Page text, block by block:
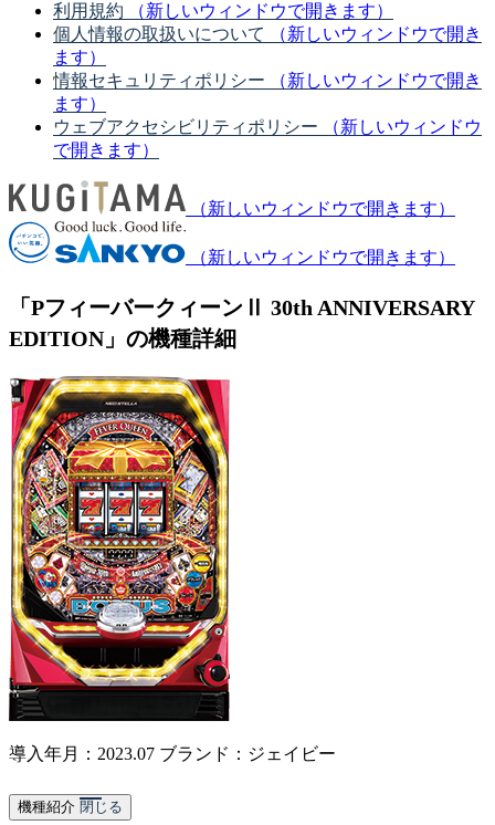
利用規約
（新しいウィンドウで開きます）
個人情報の取扱いについて
（新しいウィンドウで開き
ます）
情報セキュリティポリシー
（新しいウィンドウで開き
ます）
ウェブアクセシビリティポリシー
（新しいウィンドウ
で開きます）
（新しいウィンドウで開きます）
（新しいウィンドウで開きます）
「PフィーバークィーンⅡ 30th ANNIVERSARY
EDITION」の機種詳細
導入年月：2023.07 ブランド：ジェイビー
機種紹介 閉じる